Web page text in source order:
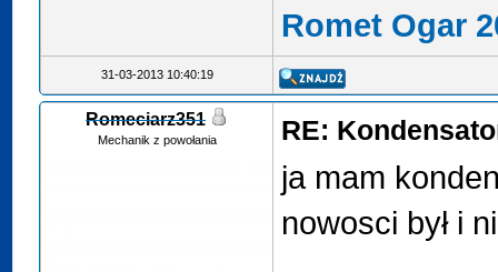
Romet Ogar
31-03-2013 10:40:19
Romeciarz351
Mechanik z powołania RE:
ja mam
nowosci był i